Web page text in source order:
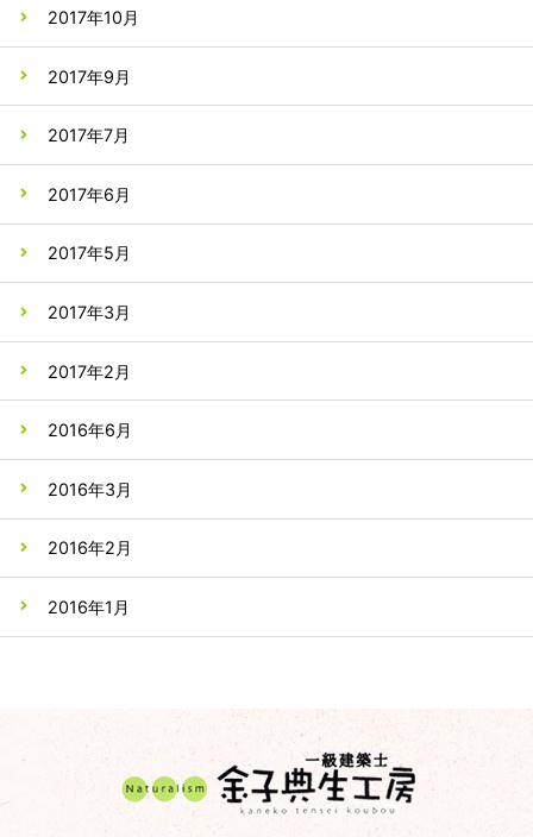
2017年10月
2017年9月
2017年7月
2017年6月
2017年5月
2017年3月
2017年2月
2016年6月
2016年3月
2016年2月
2016年1月